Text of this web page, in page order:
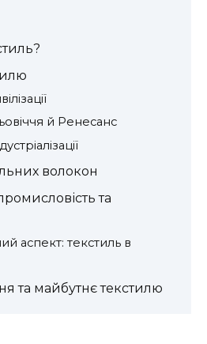
й Ренесанс
волокон
та
аспект: текстиль в
та майбутнє текстилю